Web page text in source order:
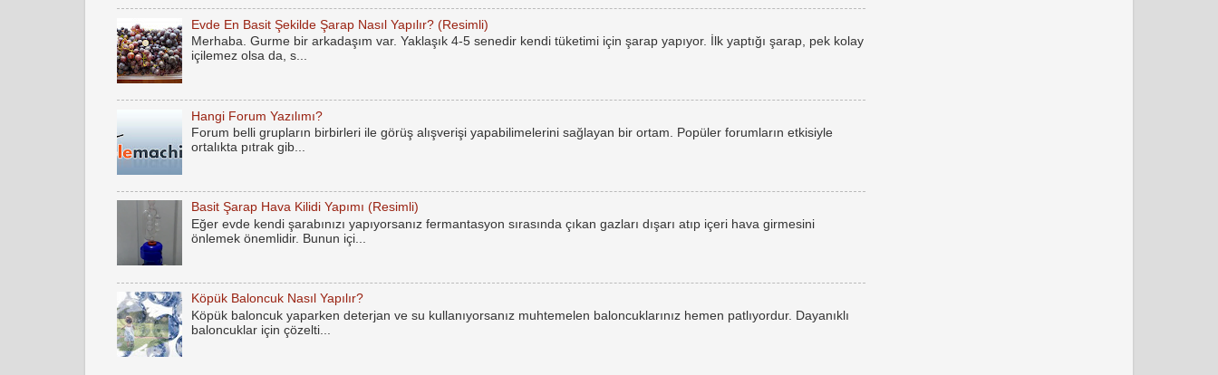
Evde En Basit Şekilde Şarap Nasıl Yapılır? (Resimli)
Merhaba. Gurme bir arkadaşım var. Yaklaşık 4-5 senedir kendi tüketimi için şarap yapıyor. İlk yaptığı şarap, pek kolay
içilemez olsa da, s...
Hangi Forum Yazılımı?
Forum belli grupların birbirleri ile görüş alışverişi yapabilimelerini sağlayan bir ortam. Popüler forumların etkisiyle
ortalıkta pıtrak gib...
Basit Şarap Hava Kilidi Yapımı (Resimli)
Eğer evde kendi şarabınızı yapıyorsanız fermantasyon sırasında çıkan gazları dışarı atıp içeri hava girmesini
önlemek önemlidir. Bunun içi...
Köpük Baloncuk Nasıl Yapılır?
Köpük baloncuk yaparken deterjan ve su kullanıyorsanız muhtemelen baloncuklarınız hemen patlıyordur. Dayanıklı
baloncuklar için çözelti...